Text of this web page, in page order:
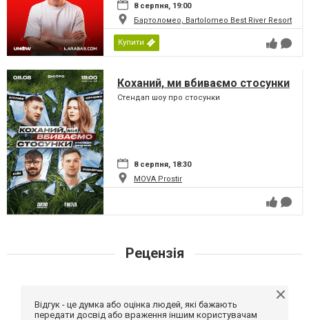
8 серпня, 19:00
Бартоломео, Bartolomeo Best River Resort
Купити
Коханий, ми вбиваємо стосунки
Стендап шоу про стосунки
8 серпня, 18:30
MOVA Рrostir
Рецензія
Відгук - це думка або оцінка людей, які бажають
передати досвід або враження іншим користувачам